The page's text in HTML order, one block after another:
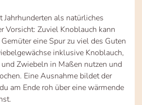
als natürliches
Vorsicht: Zuviel Knoblauch kann
eine Spur zu viel des Guten
inklusive Knoblauch,
Zwiebeln in Maßen nutzen und
Eine Ausnahme bildet der
am Ende roh über eine wärmende